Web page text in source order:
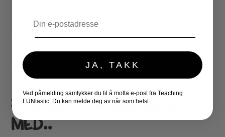
★ valgurne
★ valgvinner
PERFEKT Å KOMBINERE
MED..
JA, TAKK
Ved påmelding samtykker du til å motta e-post fra Teaching
FUNtastic. Du kan melde deg av når som helst.